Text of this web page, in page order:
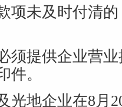
项未及时付清
须提供企业营
件。
光地企业在8月